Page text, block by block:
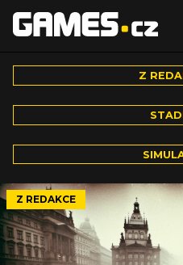
Z
Z REDAKCE